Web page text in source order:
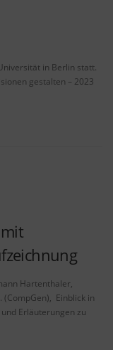
in Berlin statt.
gestalten – 2023
Hartenthaler,
Einblick in
Erläuterungen zu